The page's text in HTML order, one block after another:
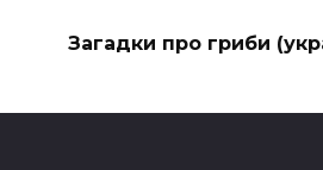
Загадки про гриби